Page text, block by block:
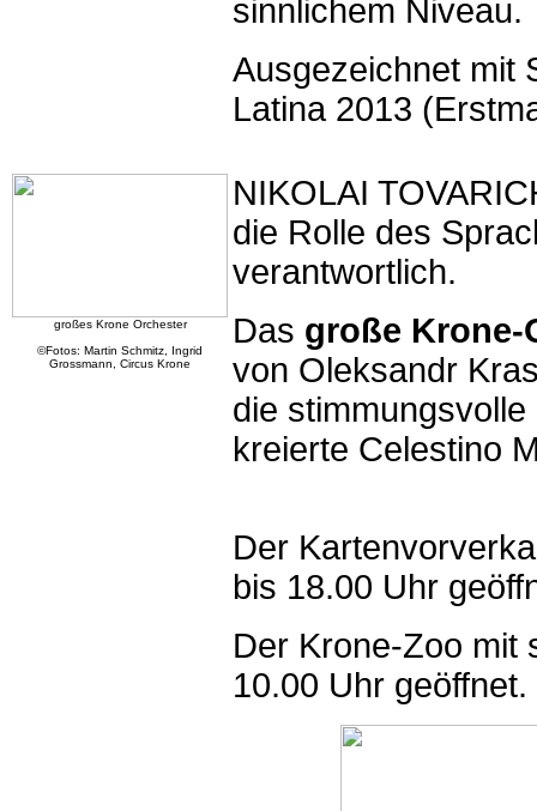
sinnlichem Niveau.
Ausgezeichnet mit
Latina 2013
großes Krone Orchester
©Fotos: Martin Schmitz, Ingrid
Grossmann, Circus Krone
NIKOLAI
die Rolle des
verantwortlich.
Das große Krone-
von Oleksandr
die
kreierte Celestino
Der
bis 18.00 Uhr
Der Krone-Zoo mit
10.00 Uhr geöffnet.